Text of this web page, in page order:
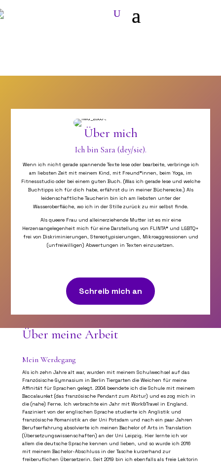
Über mich
Ich bin Sara (dey/sie).
Wenn ich nicht gerade spannende Texte lese oder bearbeite, verbringe ich
am liebsten Zeit mit meinem Kind, mit Freund*innen, beim Yoga, im
Fitnessstudio oder bei einem guten Buch. (Was ich gerade lese und welche
Buchtipps ich für dich habe, erfährst du in meiner Bücherecke.) Als
leidenschaftliche Taucherin bin ich am liebsten unter der
Wasseroberfläche, wo ich in der Stille zurück zu mir selbst finde.
Als queere Frau und alleinerziehende Mutter ist es mir eine
Herzensangelegenheit mich für eine Darstellung von FLINTA* und LGBTQ+
frei von Diskriminierungen, Stereotypisierungen, Mikroaggressionen und
(unfreiwilligen) Abwertungen in Texten einzusetzen.
Schreib mich an
Über meine Arbeit
Mein Werdegang
Als ich zehn Jahre alt war, wurden mit meinem Schulwechsel auf das
Französische Gymnasium in Berlin Tiergarten die Weichen für meine
Affinität für Sprachen gelegt. 2004 beendete ich die Schule mit meinem
Baccalauréat (das französische Pendant zum Abitur) und es zog mich in
die (nahe) Ferne. Ich verbrachte ein Jahr mit Work&Travel in England.
Fasziniert von der englischen Sprache studierte ich Anglistik und
französische Romanistik an der Uni Potsdam und nach ein paar Jahren
Berufserfahrung absolvierte ich meinen Bachelor of Arts in Translation
(Übersetzungswissenschaften) an der Uni Leipzig. Hier lernte ich vor
allem die deutsche Sprache kennen und lieben, und so wurde ich 2016
mit meinem Bachelor-Abschluss in der Tasche kurzerhand zur
freiberuflichen Übersetzerin. Seit 2019 bin ich ebenfalls als freie Lektorin